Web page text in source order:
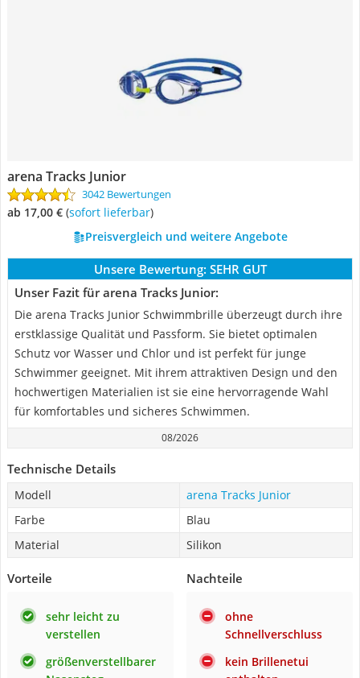
arena Tracks Junior
3042 Bewertungen
ab 17,00 € ( Sofort lieferbar)
Preisvergleich und weitere Angebote
Unsere Bewertung: SEHR GUT
Unser Fazit für arena Tracks Junior:
Die arena Tracks Junior Schwimmbrille überzeugt durch ihre
erstklassige Qualität und Passform. Sie bietet optimalen
Schutz vor Wasser und Chlor und ist perfekt für junge
Schwimmer geeignet. Mit ihrem attraktiven Design und den
hochwertigen Materialien ist sie eine hervorragende Wahl
für komfortables und sicheres Schwimmen.
08/2026
Technische Details
Modell
arena Tracks Junior
Farbe
Blau
Material
Silikon
Vorteile
sehr leicht zu
verstellen
größenverstellbarer
Nachteile
ohne
Schnellverschluss
kein Brillenetui